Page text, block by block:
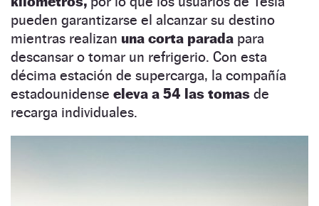
pueden garantizarse el alcanzar su destino
mientras realizan una corta parada para
descansar o tomar un refrigerio. Con esta
décima estación de supercarga, la compañía
estadounidense eleva a 54 las tomas de
recarga individuales.